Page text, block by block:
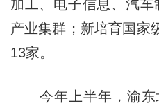
加工、电子信息、汽
产业集群；新培育国家
13家。
今年上半年，渝东